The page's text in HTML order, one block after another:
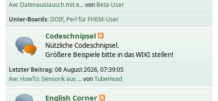
Aw: Datenaustausch mit e...von Beta-User
Unter-Boards DOIF Perl für FHEM-User
Codeschnipsel
Nützliche Codeschnipsel.
Größere Beispiele bitte in das WIKI stellen!
Letzter Beitrag:08 August 2026, 07:39:05
Aw: HowTo: Sensorik aus ...vonTubeHead
English Corner